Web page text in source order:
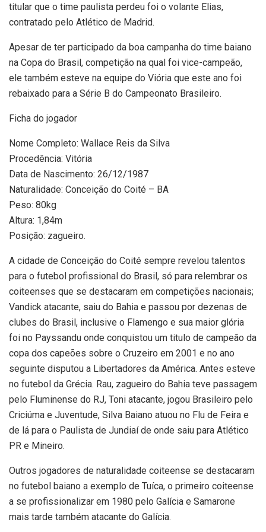
titular que o time paulista perdeu foi o volante Elias,
contratado pelo Atlético de Madrid.
Apesar de ter participado da boa campanha do time baiano
na Copa do Brasil, competição na qual foi vice-campeão,
ele também esteve na equipe do Viória que este ano foi
rebaixado para a Série B do Campeonato Brasileiro.
Ficha do jogador
Nome Completo: Wallace Reis da Silva
Procedência: Vitória
Data de Nascimento: 26/12/1987
Naturalidade: Conceição do Coité – BA
Peso: 80kg
Altura: 1,84m
Posição: zagueiro.
A cidade de Conceição do Coité sempre revelou talentos
para o futebol profissional do Brasil, só para relembrar os
coiteenses que se destacaram em competições nacionais;
Vandick atacante, saiu do Bahia e passou por dezenas de
clubes do Brasil, inclusive o Flamengo e sua maior glória
foi no Payssandu onde conquistou um titulo de campeão da
copa dos capeões sobre o Cruzeiro em 2001 e no ano
seguinte disputou a Libertadores da América. Antes esteve
no futebol da Grécia. Rau, zagueiro do Bahia teve passagem
pelo Fluminense do RJ, Toni atacante, jogou Brasileiro pelo
Criciúma e Juventude, Silva Baiano atuou no Flu de Feira e
de lá para o Paulista de Jundiaí de onde saiu para Atlético
PR e Mineiro.
Outros jogadores de naturalidade coiteense se destacaram
no futebol baiano a exemplo de Tuíca, o primeiro coiteense
a se profissionalizar em 1980 pelo Galícia e Samarone
mais tarde também atacante do Galícia.